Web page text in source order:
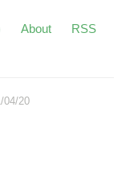
About
RSS
04/20